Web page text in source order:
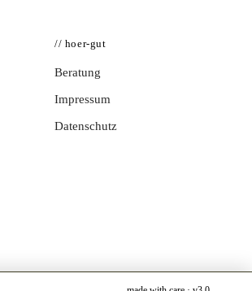
// hoer-gut
Beratung
Impressum
Datenschutz